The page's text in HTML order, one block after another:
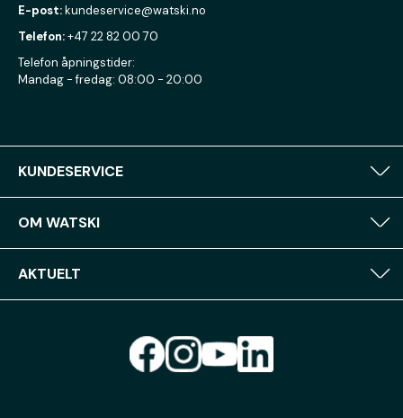
E-post:kundeservice@watski.no
Telefon:+47 22 82 00 70
Telefon åpningstider:
Mandag - fredag: 08:00 - 20:00
KUNDESERVICE
OM WATSKI
AKTUELT